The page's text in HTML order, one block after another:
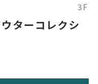
3F
ターコレクシ